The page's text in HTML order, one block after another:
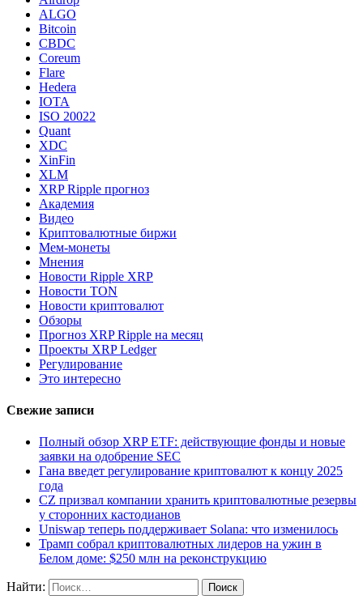
ALGO
Bitcoin
CBDC
Coreum
Flare
Hedera
IOTA
ISO 20022
Quant
XDC
XinFin
XLM
XRP Ripple прогноз
Академия
Видео
Криптовалютные биржи
Мем-монеты
Мнения
Новости Ripple XRP
Новости TON
Новости криптовалют
Обзоры
Прогноз XRP Ripple на месяц
Проекты XRP Ledger
Регулирование
Это интересно
Свежие записи
Полный обзор XRP ETF: действующие фонды и новые
заявки на одобрение SEC
Гана введет регулирование криптовалют к концу 2025
года
CZ призвал компании хранить криптовалютные резервы
у сторонних кастодианов
Uniswap теперь поддерживает Solana: что изменилось
Трамп собрал криптовалютных лидеров на ужин в
Белом доме: $250 млн на реконструкцию
Найти: